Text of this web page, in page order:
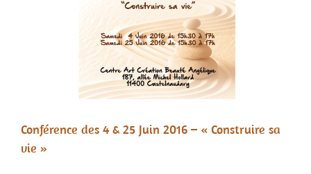
Conférence des 4 & 25 Juin 2016 – « Construire sa
vie »